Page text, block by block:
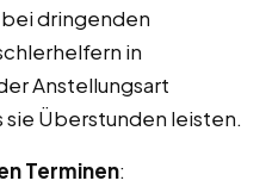
dringenden
in
Anstellungsart
Überstunden leisten.
Terminen: